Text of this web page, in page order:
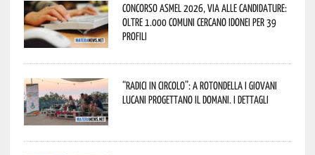
Concorso Asmel 2026, via alle candidature:
oltre 1.000 Comuni cercano idonei per 39
profili
“Radici in Circolo”: a Rotondella i giovani
lucani progettano il domani. I dettagli